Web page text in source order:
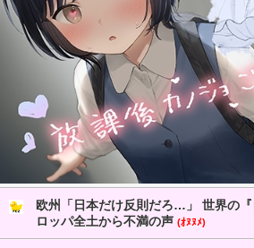
欧州「日本だけ反則だろ…」 世界の
ロッパ全土から不満の声 (ｵﾇﾇﾒ)